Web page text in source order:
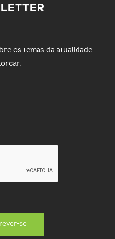
os temas da atualidade
se